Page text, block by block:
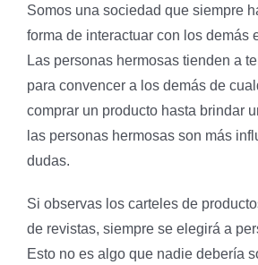
Somos una sociedad que siempre
forma de interactuar con los demás
Las personas hermosas tienden a
para convencer a los demás de
comprar un producto hasta brindar
las personas hermosas son más
dudas.
Si observas los carteles de
de revistas, siempre se elegirá a
Esto no es algo que nadie debería